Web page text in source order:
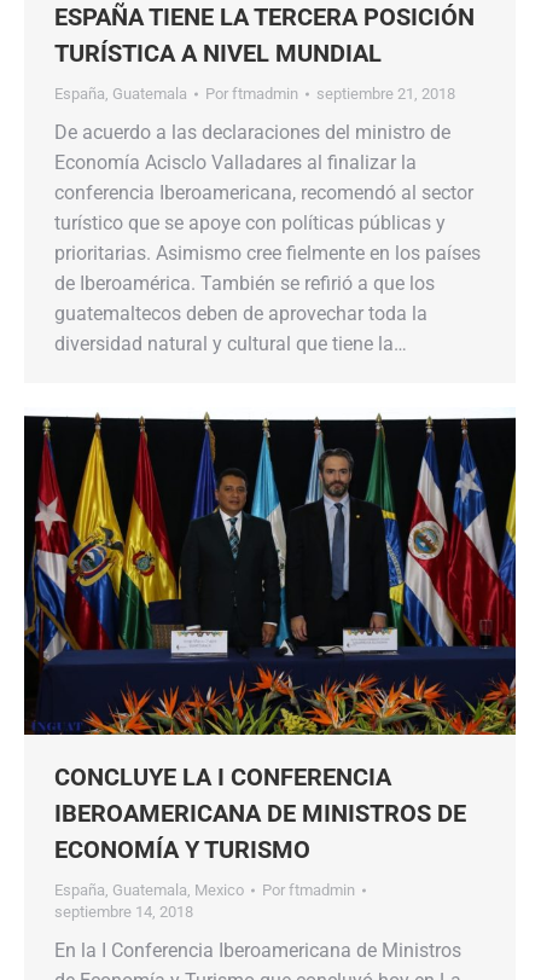
ESPAÑA TIENE LA TERCERA POSICIÓN
TURÍSTICA A NIVEL MUNDIAL
España Guatemala Por ftmadmin septiembre 21, 2018
De acuerdo a las declaraciones del ministro de
Economía Acisclo Valladares al finalizar la
conferencia Iberoamericana, recomendó al sector
turístico que se apoye con políticas públicas y
prioritarias. Asimismo cree fielmente en los países
de Iberoamérica. También se refirió a que los
guatemaltecos deben de aprovechar toda la
diversidad natural y cultural que tiene la…
CONCLUYE LA I CONFERENCIA
IBEROAMERICANA DE MINISTROS DE
ECONOMÍA Y TURISMO
España, Guatemala, Mexico Por ftmadmin
septiembre 14, 2018
En la I Conferencia Iberoamericana de Ministros